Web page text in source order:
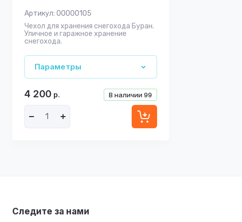
Артикул: 00000105
Чехол для хранения снегохода Буран.
Уличное и гаражное хранение
снегохода.
Параметры
В наличии 99
4 200 р.
Следите за нами